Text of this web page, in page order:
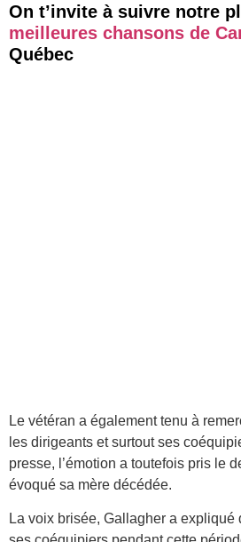
On t’invite à suivre notre
meilleures chansons de
Québec
Le vétéran a également tenu à
les dirigeants et surtout ses
presse, l’émotion a toutefois pris le
évoqué sa mère décédée.
La voix brisée, Gallagher a expliqué